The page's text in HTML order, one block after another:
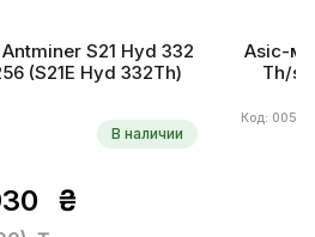
S21 Hyd 332
(S21E Hyd 332Th)
В наличии
₴
Asic-
Th/s
Код: 0051